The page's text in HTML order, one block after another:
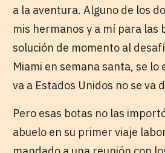
a la aventura. Alguno de los
mis hermanos y a mí para las
solución de momento al
Miami en semana santa, se lo
va a Estados Unidos no se va
Pero esas botas no las
abuelo en su primer viaje